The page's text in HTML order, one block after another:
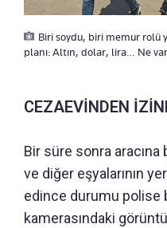
Biri soydu, biri memur rolü
planı: Altın, dolar, lira… Ne
CEZAEVİNDEN
Bir süre sonra aracına
ve diğer eşyalarının
edince durumu polise
kamerasındaki